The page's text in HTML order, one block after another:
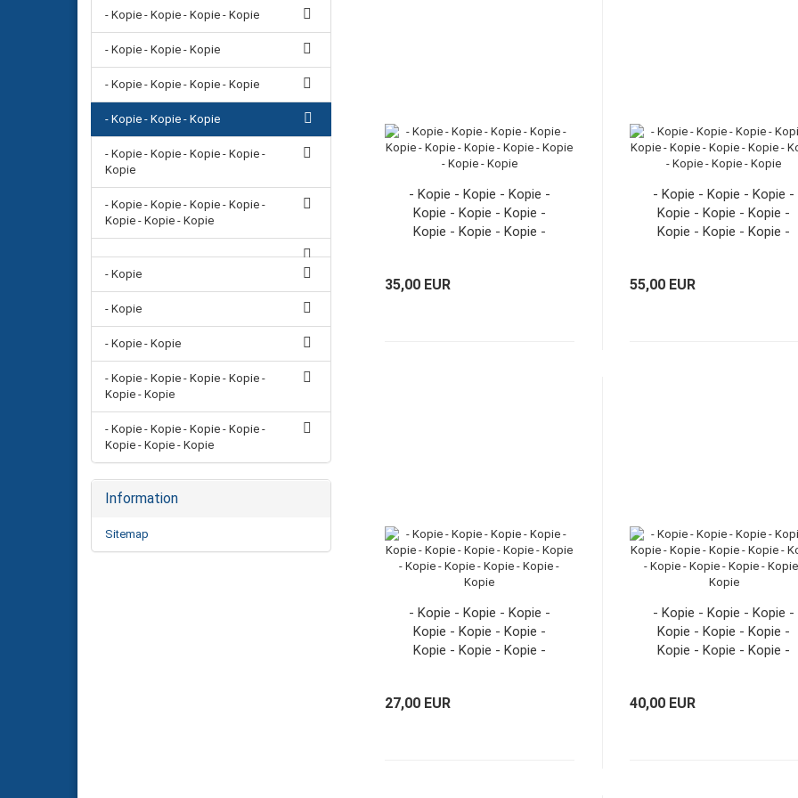
- Kopie - Kopie - Kopie -
Kopie - Kopie - Kopie -
Kopie - Kopie - Kopie -
35,00 EUR
- Kopie - Kopie - Kopie -
Kopie - Kopie - Kopie -
Kopie - Kopie - Kopie -
55,00 EUR
- Kopie - Kopie - Kopie -
Kopie - Kopie - Kopie -
Kopie - Kopie - Kopie -
27,00 EUR
- Kopie - Kopie - Kopie -
Kopie - Kopie - Kopie -
Kopie - Kopie - Kopie -
40,00 EUR
- Kopie - Kopie - Kopie - Kopie
- Kopie - Kopie - Kopie
- Kopie - Kopie - Kopie - Kopie
- Kopie - Kopie - Kopie
- Kopie - Kopie - Kopie - Kopie -
Kopie
- Kopie - Kopie - Kopie - Kopie -
Kopie - Kopie - Kopie
- Kopie
- Kopie
- Kopie - Kopie
- Kopie - Kopie - Kopie - Kopie -
Kopie - Kopie
- Kopie - Kopie - Kopie - Kopie -
Kopie - Kopie - Kopie
Information
Sitemap